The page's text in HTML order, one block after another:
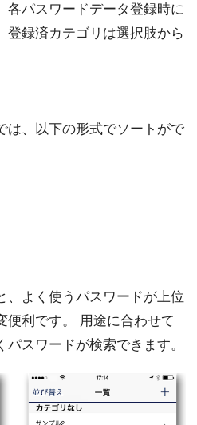
各パスワードデータ登録時に
登録済カテゴリは選択肢から
は、以下の形式でソートがで
、よく使うパスワードが上位
便利です。 用途に合わせて
スワードが検索できます。